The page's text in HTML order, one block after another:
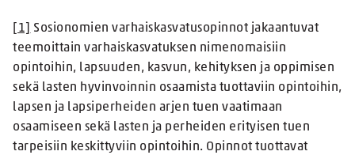
[1]
Sosionomien varhaiskasvatusopinnot jakaantuvat
teemoittain varhaiskasvatuksen nimenomaisiin
opintoihin, lapsuuden, kasvun, kehityksen ja oppimisen
sekä lasten hyvinvoinnin osaamista tuottaviin opintoihin,
lapsen ja lapsiperheiden arjen tuen vaatimaan
osaamiseen sekä lasten ja perheiden erityisen tuen
tarpeisiin keskittyviin opintoihin. Opinnot tuottavat